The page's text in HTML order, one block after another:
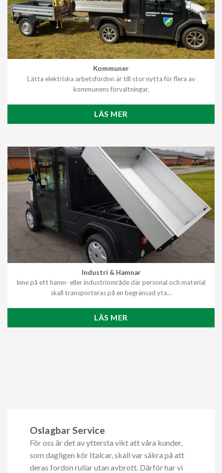
Kommuner
Lätta elektriska arbetsfordon är till stor nytta för flera av
kommunens förvaltningar.
LÄS MER
Industri & Hamnar
Inne på ett hamn- eller industriområde där personal och material
skall transporteras på en begränsad yta...
LÄS MER
Oslagbar Service
För oss är det av yttersta vikt att våra kunder,
som dagligen kör Italcar, skall var säkra på att
deras fordon rullar utan avbrott. Därför har vi